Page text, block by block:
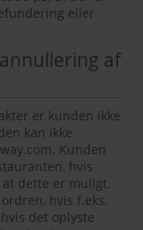
eller
af
er kunden ikke
kan ikke
Kunden
hvis
dette er muligt.
hvis f.eks.
det oplyste